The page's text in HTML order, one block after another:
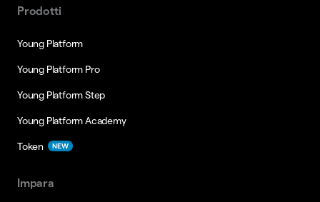
Prodotti
Young Platform
Young Platform Pro
Young Platform Step
Young Platform Academy
Token NEW
Impara